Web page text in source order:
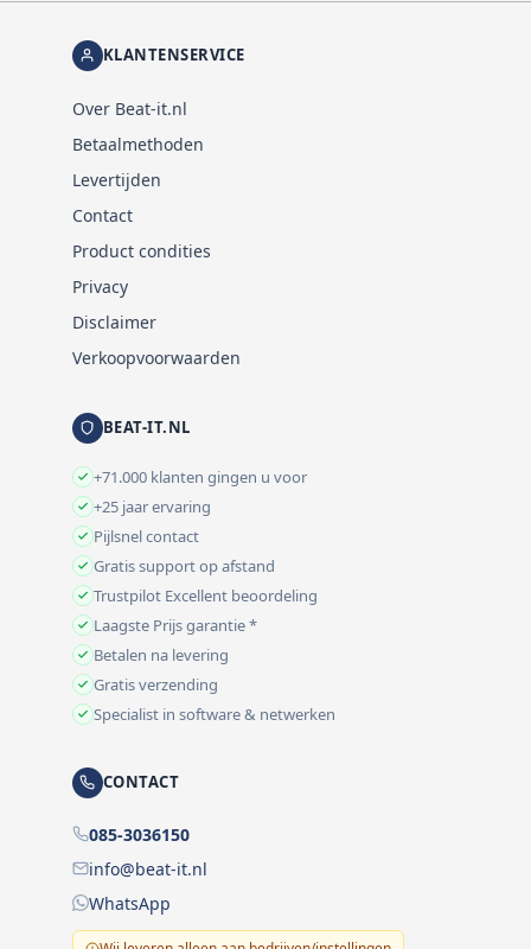
KLANTENSERVICE
Over Beat-it.nl
Betaalmethoden
Levertijden
Contact
Product condities
Privacy
Disclaimer
Verkoopvoorwaarden
BEAT-IT.NL
+71.000 klanten gingen u voor
+25 jaar ervaring
Pijlsnel contact
Gratis support op afstand
Trustpilot Excellent beoordeling
Laagste Prijs garantie *
Betalen na levering
Gratis verzending
Specialist in software & netwerken
CONTACT
085-3036150
info@beat-it.nl
WhatsApp